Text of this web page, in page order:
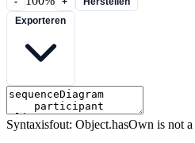
Syntaxisfout: Object.hasOwn is not